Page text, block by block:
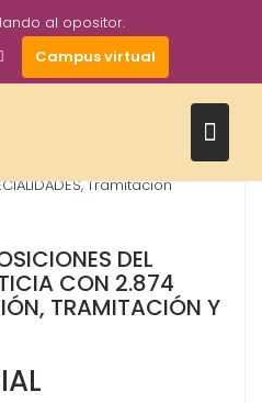
al opositor.
Campus virtual
,Tramitación
DEL
CON 2.874
TRAMITACIÓN Y